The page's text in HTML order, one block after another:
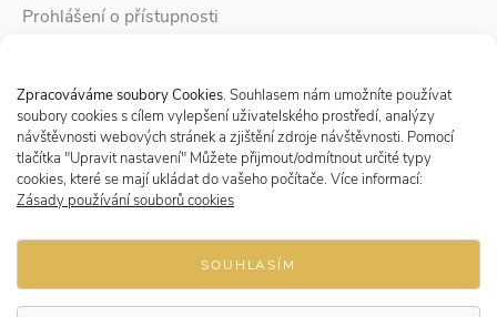
Zpracováváme soubory Cookies. Souhlasem nám umožníte používat
soubory cookies s cílem vylepšení uživatelského prostředí, analýzy
návštěvnosti webových stránek a zjištění zdroje návštěvnosti. Pomocí
tlačítka "Upravit nastavení" Můžete přijmout/odmítnout určité typy
cookies, které se mají ukládat do vašeho počítače. Více informací:
Zásady používání souborů cookies
SOUHLASÍM
Prohlášení o přístupnosti
Zpravodaj Rodina
Sledujte nás